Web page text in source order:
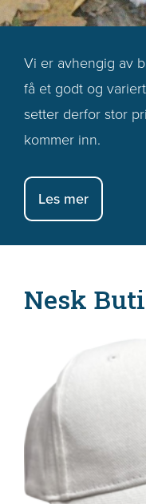
Vi er avhengig av
få et godt og
setter derfor stor
kommer inn.
Les mer
Nesk